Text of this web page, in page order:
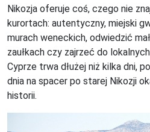
Nikozja oferuje coś, czego nie
kurortach: autentyczny, miejski
murach weneckich, odwiedzić
zaułkach czy zajrzeć do
Cyprze trwa dłużej niż kilka dni,
dnia na spacer po starej Nikozji
historii.